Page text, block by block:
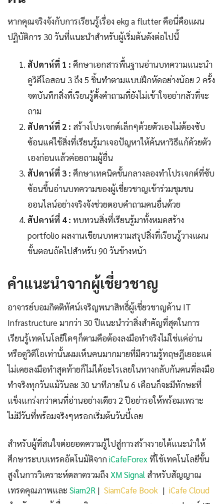
หากคุณจริงจังกับการเรียนรู้เรื่อง ekg a flutter คือนี่คือแผน
ปฏิบัติการ 30 วันที่แนะนำสำหรับผู้เริ่มต้นดังต่อไปนี้
สัปดาห์ที่ 1 : ศึกษาเอกสารพื้นฐานอ่านบทความแนะนำ
ดูวิดีโอสอน 3 ถึง 5 ชิ้นทำตามแบบฝึกหัดอย่างน้อย 2 ครั้ง
จดบันทึกสิ่งที่เรียนรู้ตั้งคำถามที่ยังไม่เข้าใจอย่ากลัวที่จะ
ถาม
สัปดาห์ที่ 2 : สร้างโปรเจกต์เล็กๆด้วยตัวเองไม่ต้องซับ
ซ้อนแค่ใช้สิ่งที่เรียนรู้มาเจอปัญหาให้ค้นหาวิธีแก้ด้วยตัว
เองก่อนแล้วค่อยถามผู้อื่น
สัปดาห์ที่ 3 : ศึกษาเทคนิคขั้นกลางลองทำโปรเจกต์ที่ซับ
ซ้อนขึ้นอ่านบทความของผู้เชี่ยวชาญเข้าร่วมชุมชน
ออนไลน์อย่างจริงจังช่วยตอบคำถามคนอื่นด้วย
สัปดาห์ที่ 4 : ทบทวนสิ่งที่เรียนรู้มาทั้งหมดสร้าง
portfolio ผลงานเขียนบทความสรุปสิ่งที่เรียนรู้วางแผน
ขั้นตอนถัดไปสำหรับ 90 วันข้างหน้า
คำแนะนำจากผู้เชี่ยวชาญ
อาจารย์บอมกิตติทัศน์เจริญพนาสิทธิ์ผู้เชี่ยวชาญด้าน IT
Infrastructure มากว่า 30 ปีแนะนำว่าสิ่งสำคัญที่สุดในการ
เรียนรู้เทคโนโลยีใดๆก็ตามคือต้องลงมือทำจริงไม่ใช่แค่อ่าน
หรือดูวิดีโอเท่านั้นผมเห็นคนมากมายที่มีความรู้ทฤษฎีเยอะแต่
ไม่เคยลงมือทำสุดท้ายก็ไม่ได้อะไรเลยในทางกลับกันคนที่ลงมือ
ทำจริงทุกวันแม้วันละ 30 นาทีภายใน 6 เดือนก็จะมีทักษะที่
แข็งแกร่งกว่าคนที่อ่านอย่างเดียว 2 ปีอย่ารอให้พร้อมเพราะ
ไม่มีวันที่พร้อมจริงๆหรอกเริ่มต้นวันนี้เลย
สำหรับผู้ที่สนใจต่อยอดความรู้ไปสู่การสร้างรายได้แนะนำให้
ศึกษาระบบเทรดอัตโนมัติจากiCafeForex ที่ใช้เทคโนโลยีขั้น
สูงในการวิเคราะห์ตลาดรวมถึง XM Signal สำหรับสัญญาณ
เทรดคุณภาพและ Siam2R | SiamCafe Book | iCafe Cloud